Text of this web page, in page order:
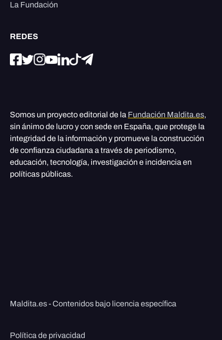
La Fundación
REDES
Somos un proyecto editorial de la Fundación Maldita.es,
sin ánimo de lucro y con sede en España, que protege la
integridad de la información y promueve la construcción
de confianza ciudadana a través de periodismo,
educación, tecnología, investigación e incidencia en
políticas públicas.
Maldita.es - Contenidos bajo licencia específica
Política de privacidad